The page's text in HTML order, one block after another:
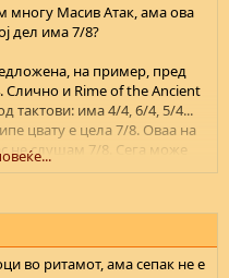
многу Масив Атак, ама ова
дел има 7/8?
на пример, пред
Слично и Rime of the Ancient
тактови: има 4/4, 6/4, 5/4...
цвату е цела 7/8. Оваа на
не слушам 7/8. Сега може
Пушти ја и ќе
во ритамот, ама сепак не е